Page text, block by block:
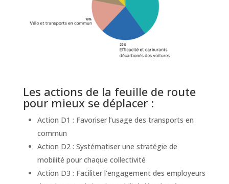
Les actions de la feuille de route
pour mieux se déplacer :
Action D1 : Favoriser l’usage des transports en
commun
Action D2 : Systématiser une stratégie de
mobilité pour chaque collectivité
Action D3 : Faciliter l’engagement des employeurs